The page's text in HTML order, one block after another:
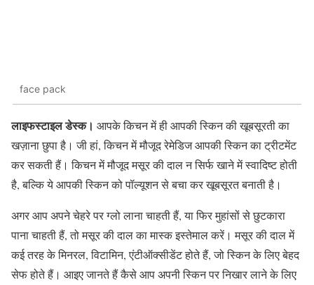
face pack
लाइफस्टाइल डेस्क। आपके किचन में ही आपकी स्किन की खूबसूरती का
खज़ाना छुपा है। जी हां, किचन में मौजूद रेमेडिज आपकी स्किन का ट्रीटमेंट
कर सकती हैं। किचन में मौजूद मसूर की दाल न सिर्फ खाने में स्वादिष्ट होती
है, बल्कि ये आपकी स्किन को पॉल्यूशन से बचा कर खूबसूरत बनाती है।
अगर आप अपने चेहरे पर ग्लो लाना चाहती हैं, या फिर मुहांसों से छुटकारा
पाना चाहती हैं, तो मसूर की दाल का मास्क इस्तेमाल करें। मसूर की दाल में
कई तरह के मिनरल, विटामिन, एंटीऑक्सीडेंट होते हैं, जो स्किन के लिए बेहद
सेफ होते हैं। आइए जानते हैं कैसे आप अपनी स्किन पर निखार लाने के लिए